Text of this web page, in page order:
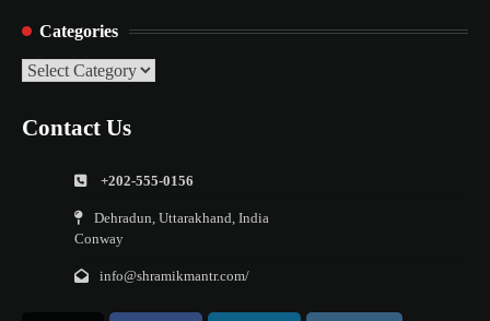
Categories
Categories
Contact Us
+202-555-0156
Dehradun, Uttarakhand, India
Conway
info@shramikmantr.com/